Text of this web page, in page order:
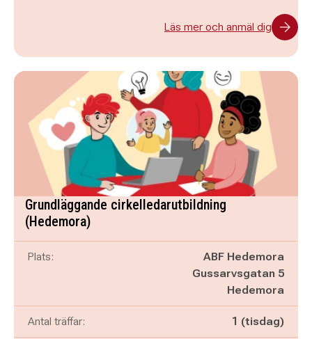
Läs mer och anmäl dig
Grundläggande cirkelledarutbildning
(Hedemora)
Plats:
ABF Hedemora
Gussarvsgatan 5
Hedemora
Antal träffar: 1 (tisdag)